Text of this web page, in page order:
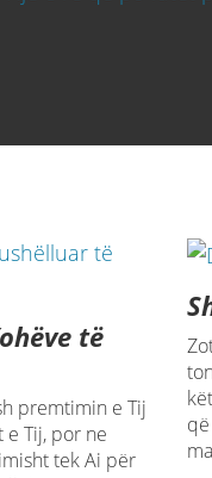
të
premtimin e Tij
Tij, por ne
tek Ai për